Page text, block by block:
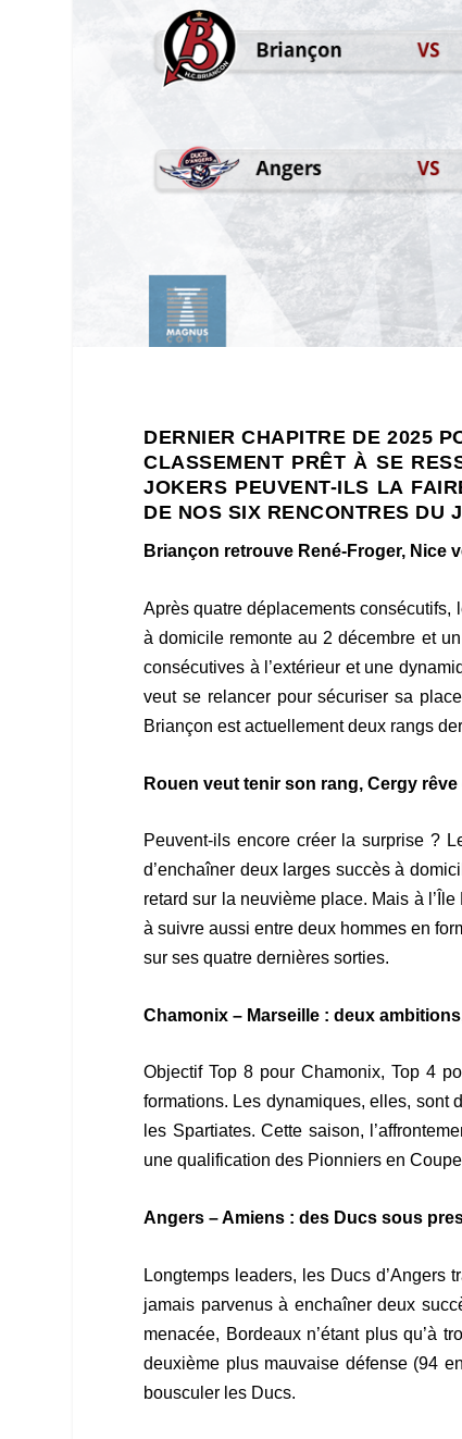
DERNIER CHAPITRE DE 2025
CLASSEMENT PRÊT À SE
JOKERS PEUVENT-ILS LA
DE NOS SIX RENCONTRES DU
Briançon retrouve René-Froger, Nice
Après quatre déplacements
à domicile remonte au 2 décembre et
consécutives à l’extérieur et une
veut se relancer pour sécuriser sa
Briançon est actuellement deux rangs
Rouen veut tenir son rang, Cergy
Peuvent-ils encore créer la surprise ?
d’enchaîner deux larges succès à
retard sur la neuvième place. Mais à
à suivre aussi entre deux hommes en
sur ses quatre dernières sorties.
Chamonix – Marseille : deux
Objectif Top 8 pour Chamonix, Top 4
formations. Les dynamiques, elles, sont
les Spartiates. Cette saison,
une qualification des Pionniers en
Angers – Amiens : des Ducs sous
Longtemps leaders, les Ducs
jamais parvenus à enchaîner deux
menacée, Bordeaux n’étant plus qu’à
deuxième plus mauvaise défense (94
bousculer les Ducs.